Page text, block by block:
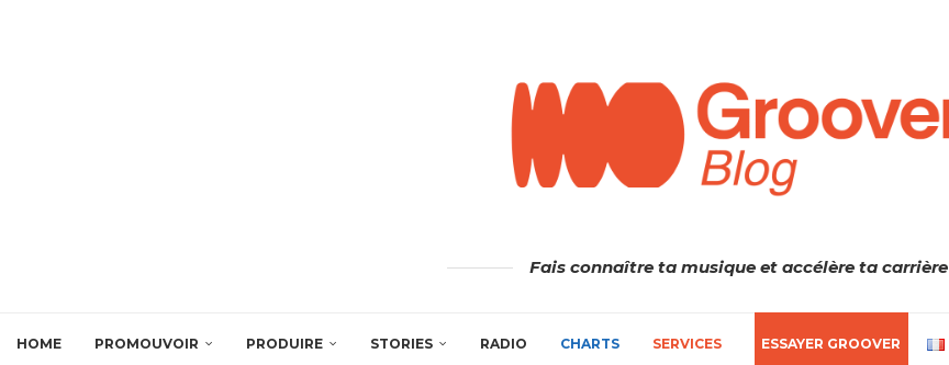
Fais connaître ta musique et accélère ta carrière
HOME PROMOUVOIR PRODUIRE STORIES RADIO CHARTS SERVICES ESSAYER GROOVER